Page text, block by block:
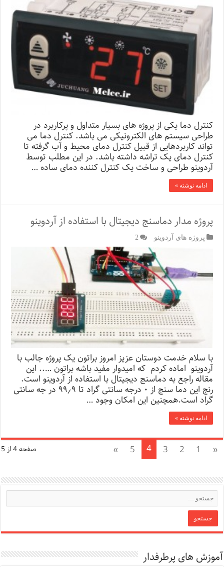
کنترل دما یکی از پروژه های بسیار متداول و پرکاربرد در
طراحی سیستم های الکترونیکی می باشد. کنترل دما می
تواند کاربردهایی از قبیل کنترل دمای محیط و آب گرفته تا
کنترل دمای یک تراشه داشته باشد. در این مطلب توسط
آردوینو طراحی و ساخت یک کنترل کننده دمای ساده …
ادامه نوشته »
پروژه مدار دماسنج دیجیتال با استفاده از آردوینو
پروژه های آردوینو 2
با سلام خدمت دوستان عزیز امروز براتون یک پروژه جالب با
آردوینو اماده کردم که امیدوار مفید باشه براتون ….. این
مقاله راجع به دماسنج دیجیتال با استفاده از آردوینو است.
رنج این دما سنج از ۰ درجه سانتی گراد تا ۹۹٫۹ در جه سانتی
گراد است.همچنین این امکان وجود …
ادامه نوشته »
صفحه 4 از 5 «
1
2
3
4
5
»
آموزش های پرطرفدار